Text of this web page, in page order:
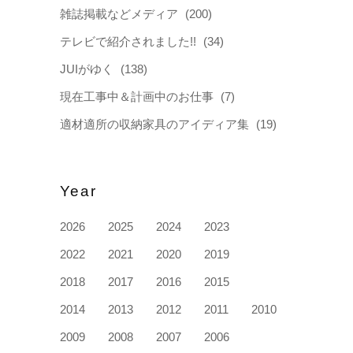
雑誌掲載などメディア (200)
テレビで紹介されました!! (34)
JUIがゆく (138)
現在工事中＆計画中のお仕事 (7)
適材適所の収納家具のアイディア集 (19)
Year
2026 2025 2024 2023
2022 2021 2020 2019
2018 2017 2016 2015
2014 2013 2012 2011 2010
2009 2008 2007 2006